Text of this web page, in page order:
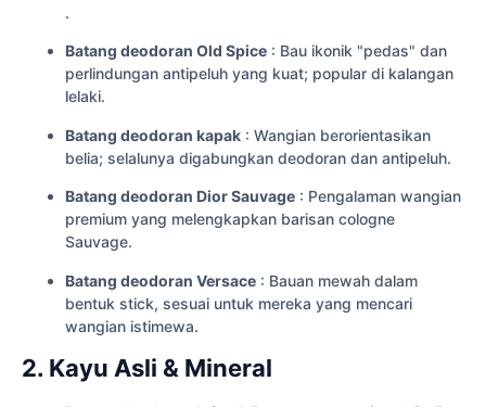
.
Batang deodoran Old Spice : Bau ikonik "pedas" dan
perlindungan antipeluh yang kuat; popular di kalangan
lelaki.
Batang deodoran kapak : Wangian berorientasikan
belia; selalunya digabungkan deodoran dan antipeluh.
Batang deodoran Dior Sauvage : Pengalaman wangian
premium yang melengkapkan barisan cologne
Sauvage.
Batang deodoran Versace : Bauan mewah dalam
bentuk stick, sesuai untuk mereka yang mencari
wangian istimewa.
2. Kayu Asli & Mineral